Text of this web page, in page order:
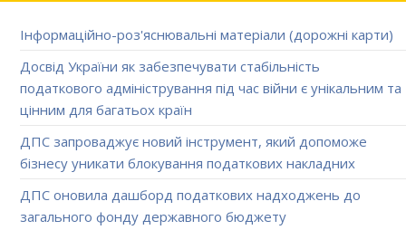
Інформаційно-роз'яснювальні матеріали (дорожні карти)
Досвід України як забезпечувати стабільність
податкового адміністрування під час війни є унікальним та
цінним для багатьох країн
ДПС запроваджує новий інструмент, який допоможе
бізнесу уникати блокування податкових накладних
ДПС оновила дашборд податкових надходжень до
загального фонду державного бюджету